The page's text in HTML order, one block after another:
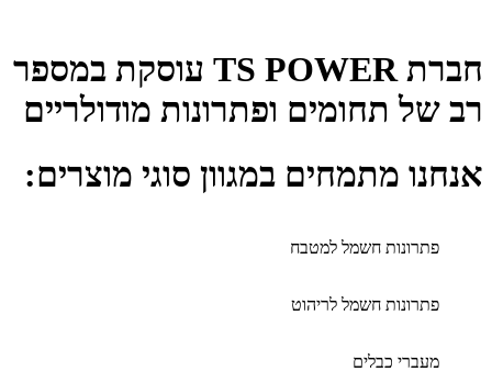
חברת TS POWER עוסקת במספר
רב של תחומים ופתרונות מודולריים
אנחנו מתמחים במגוון סוגי מוצרים:
פתרונות חשמל למטבח
פתרונות חשמל לריהוט
מעברי כבלים